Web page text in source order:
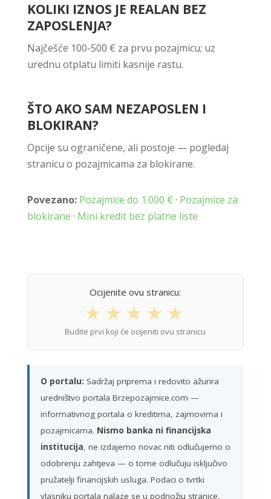
KOLIKI IZNOS JE REALAN BEZ
ZAPOSLENJA?
Najčešće 100-500 € za prvu pozajmicu; uz
urednu otplatu limiti kasnije rastu.
ŠTO AKO SAM NEZAPOSLEN I
BLOKIRAN?
Opcije su ograničene, ali postoje — pogledaj
stranicu o pozajmicama za blokirane.
Povezano: Pozajmice do 1.000 € · Pozajmice za
blokirane · Mini kredit bez platne liste
Ocijenite ovu stranicu:
★ ★ ★ ★ ★
Budite prvi koji će ocijeniti ovu stranicu
O portalu: Sadržaj priprema i redovito ažurira
uredništvo portala Brzepozajmice.com —
informativnog portala o kreditima, zajmovima i
pozajmicama. Nismo banka ni financijska
institucija, ne izdajemo novac niti odlučujemo o
odobrenju zahtjeva — o tome odlučuju isključivo
pružatelji financijskih usluga. Podaci o tvrtki
vlasniku portala nalaze se u podnožju stranice.